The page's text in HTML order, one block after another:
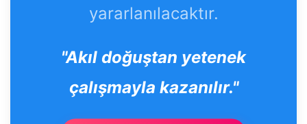
yararlanılacaktır.
"Akıl doğuştan yetenek
çalışmayla kazanılır."